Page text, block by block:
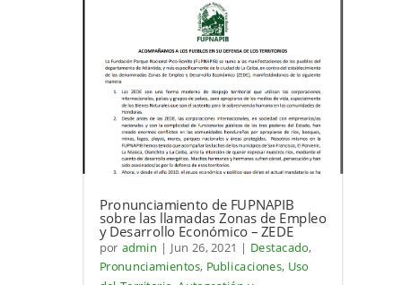
Pronunciamiento de FUPNAPIB
sobre las llamadas Zonas de Empleo
y Desarrollo Económico – ZEDE
por admin | Jun 26, 2021 | Destacado,
Pronunciamientos, Publicaciones, Uso